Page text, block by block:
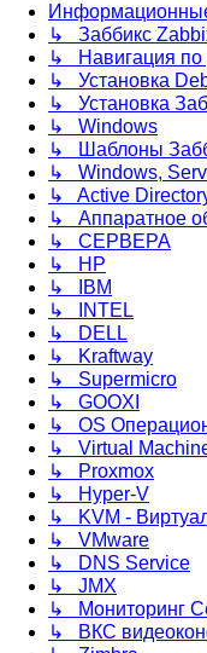
↳ Заббикс
↳ Навигация по
↳ Установка
↳ Установка
↳ Windows
↳ Шаблоны
↳ Windows,
↳ Active
↳ Аппаратное
↳ СЕРВЕРА
↳ HP
↳ IBM
↳ INTEL
↳ DELL
↳ Kraftway
↳ Supermicro
↳ GOOXI
↳ OS
↳ Virtual
↳ Proxmox
↳ Hyper-V
↳ KVM -
↳ VMware
↳ DNS Service
↳ JMX
↳ Мониторинг
↳ ВКС